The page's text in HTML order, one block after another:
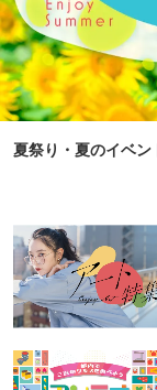
夏祭り・夏のイベン